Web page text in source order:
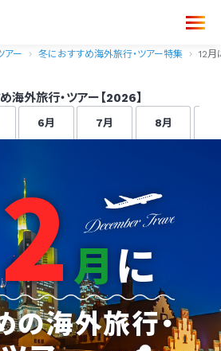
アー 冬におすすめ海外旅行・ツアー特集 12月
海外旅行・ツアー【2026】
6月 7月 8月
月に
の海外旅行・